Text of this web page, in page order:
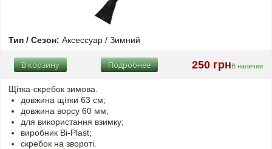
Тип / Сезон: Аксессуар / Зимний
250 грнВ наличии
Подробнее
В корзину
Щітка-скребок зимова.
довжина щітки 63 см;
довжина ворсу 60 мм;
для використання взимку;
виробник Bi-Plast;
скребок на звороті.